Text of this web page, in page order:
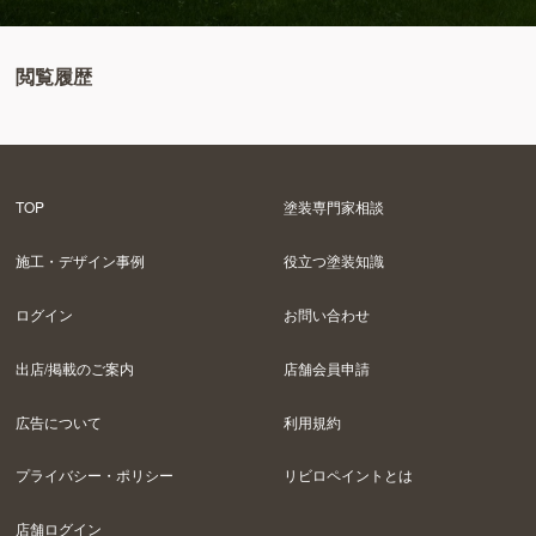
閲覧履歴
TOP 塗装専門家相談
施工・デザイン事例 役立つ塗装知識
ログイン お問い合わせ
出店/掲載のご案内 店舗会員申請
広告について 利用規約
プライバシー・ポリシー リビロペイントとは
店舗ログイン